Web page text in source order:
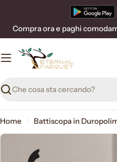
contenuto
Compra ora e paghi
Ricerca
Home Battiscopa in